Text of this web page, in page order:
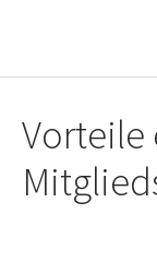
Vorteile